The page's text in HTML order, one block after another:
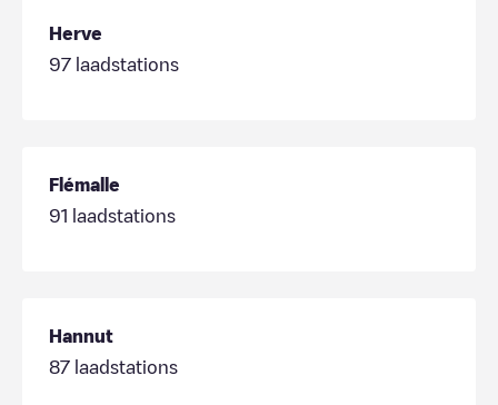
Herve
97 laadstations
Flémalle
91
laadstations
Hannut
87 laadstations